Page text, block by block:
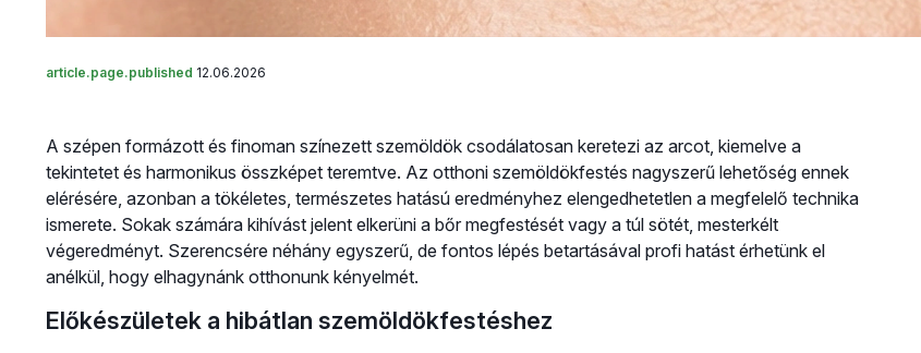
article.page.published 12.06.2026
A szépen formázott és finoman színezett szemöldök csodálatosan keretezi az arcot, kiemelve a
tekintetet és harmonikus összképet teremtve. Az otthoni szemöldökfestés nagyszerű lehetőség ennek
elérésére, azonban a tökéletes, természetes hatású eredményhez elengedhetetlen a megfelelő technika
ismerete. Sokak számára kihívást jelent elkerüni a bőr megfestését vagy a túl sötét, mesterkélt
végeredményt. Szerencsére néhány egyszerű, de fontos lépés betartásával profi hatást érhetünk el
anélkül, hogy elhagynánk otthonunk kényelmét.
Előkészületek a hibátlan szemöldökfestéshez